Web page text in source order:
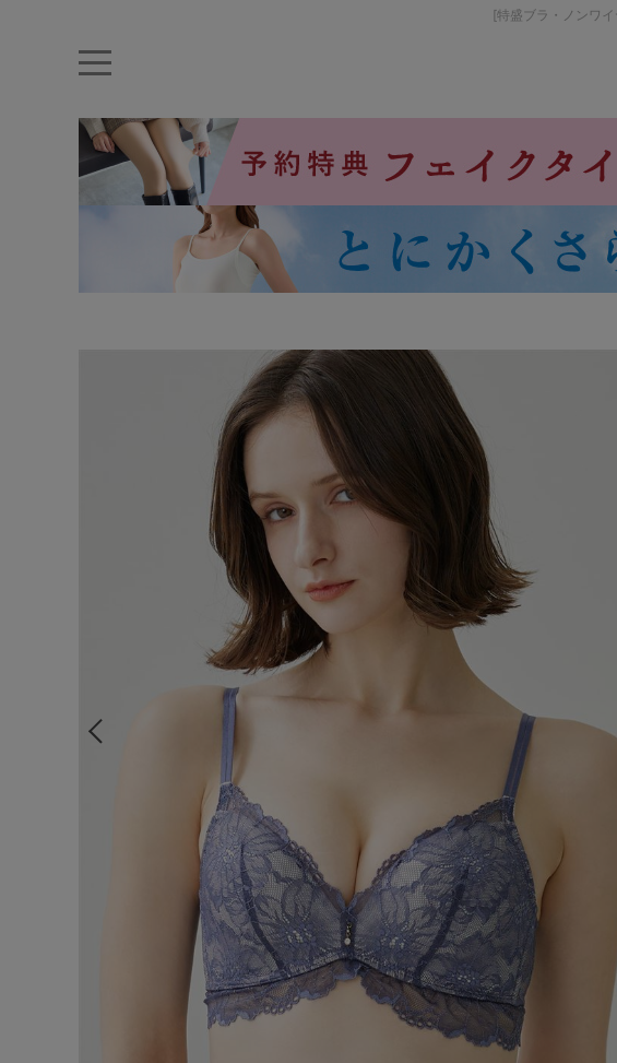
[特盛ブラ・ノンワ
ナイトブラ ノンワイヤー 特盛ブラ チューブトップ 折り畳み パジャマ
スト
ルームウェア アームカバー
カテゴリから探す
ルームウェア
ライフスタイル
ギフトラッピング
サイズからブラを探す
A75